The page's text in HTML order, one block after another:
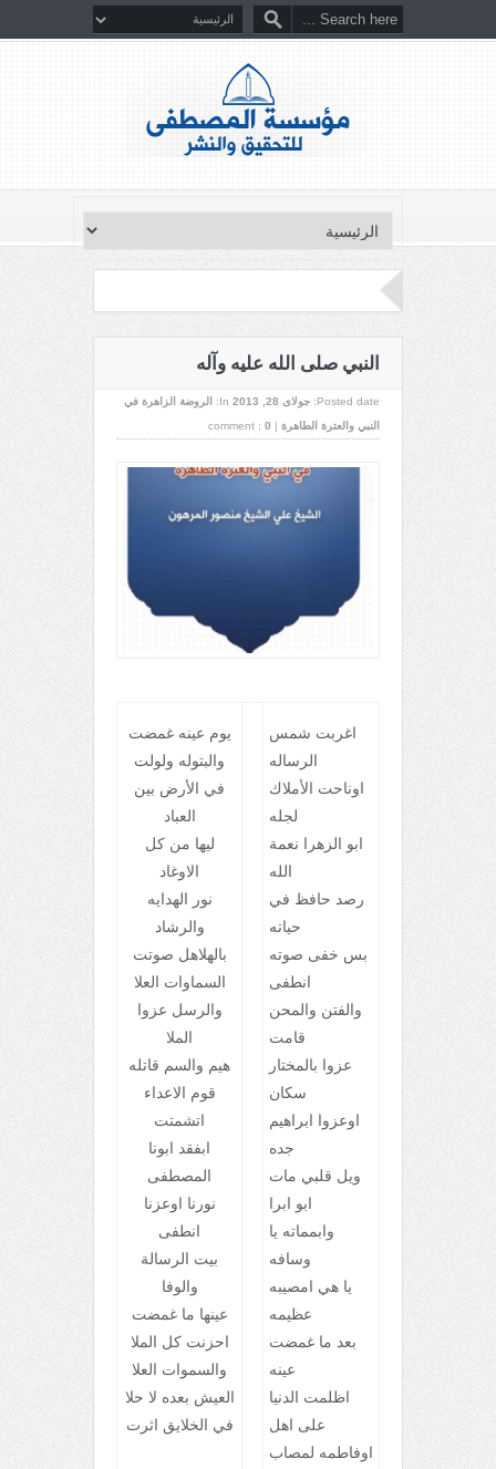
النبي صلى الله عليه وآله
Posted date: جولای 28, 2013 In:
الروضة الزاهرة في
النبي والعترة الطاهرة |
comment : 0
اغربت شمس
الرساله
اوناحت الأملاك
لجله
ابو الزهرا نعمة
الله
رصد حافظ في
حياته
بس خفى صوته
انطفى
والفتن والمحن
قامت
عزوا بالمختار
سكان
اوعزوا ابراهيم
جده
ويل قلبي مات
ابو ابرا
وابمماته يا
وسافه
يا هي امصيبه
عظيمه
بعد ما غمضت
عينه
اظلمت الدنيا
على اهل
اوفاطمه لمصاب
يوم عينه غمضت
والبتوله ولولت
في الأرض بين
العباد
ليها من كل
الاوغاد
نور الهدايه
والرشاد
بالهلاهل صوتت
السماوات العلا
والرسل عزوا
الملا
هيم والسم قاتله
قوم الاعداء
اتشمتت
ابفقد ابونا
المصطفى
نورنا اوعزنا
انطفى
بيت الرسالة
والوفا
عينها ما غمضت
احزنت كل الملا
والسموات العلا
العيش بعده لا حلا
في الخلايق اثرت